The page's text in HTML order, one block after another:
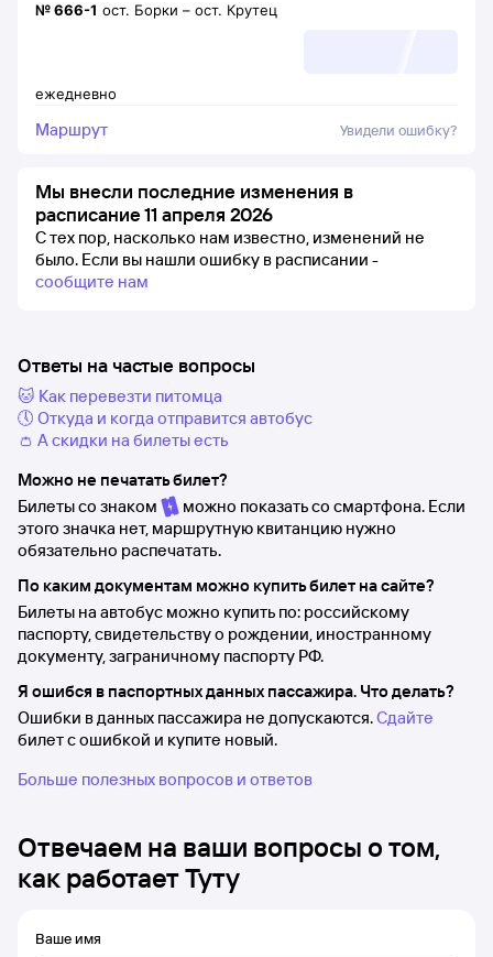
ежедневно
№666-1 ост. Борки – ост. Крутец
Маршрут Увидели ошибку?
Мы внесли последние изменения в
расписание 11 апреля 2026
С тех пор, насколько нам известно, изменений не
было. Если вы нашли ошибку в расписании -
сообщите нам
Ответы на частые вопросы
🐱 Как перевезти питомца
🕔 Откуда и когда отправится автобус
👛 А скидки на билеты есть
Можно не печатать билет?
Билеты со знаком
можно показать со смартфона. Если
этого значка нет, маршрутную квитанцию нужно
обязательно распечатать.
По каким документам можно купить билет на сайте?
Билеты на автобус можно купить по: российскому
паспорту, свидетельству о рождении, иностранному
документу, заграничному паспорту РФ.
Я ошибся в паспортных данных пассажира. Что делать?
Ошибки в данных пассажира не допускаются.Сдайте
билет с ошибкой и купите новый.
Больше полезных вопросов и ответов
Отвечаем на ваши вопросы о том,
как работает Туту
Ваше имя